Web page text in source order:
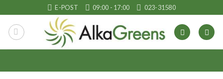
content
E-POST 09:00 - 17:00 023-31580